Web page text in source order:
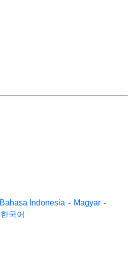
Bahasa Indonesia - Magyar -
한국어